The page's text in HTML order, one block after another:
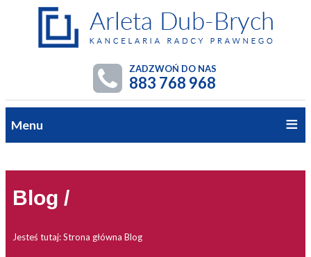
ZADZWOŃ DO NAS
883 768 968
Menu
Blog /
Jesteś tutaj:Strona główna Blog